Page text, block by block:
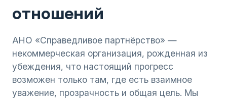
отношений
АНО «Справедливое партнёрство» —
некоммерческая организация, рожденная из
убеждения, что настоящий прогресс
возможен только там, где есть взаимное
уважение, прозрачность и общая цель. Мы